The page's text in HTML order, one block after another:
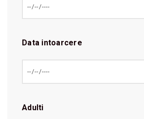
Data intoarcere
Adulti